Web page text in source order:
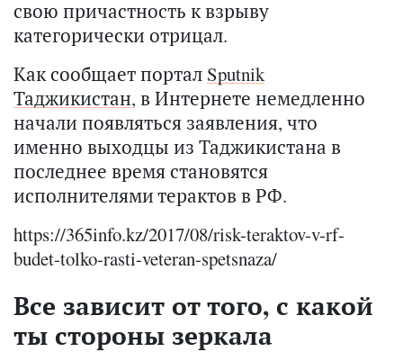
свою причастность к взрыву
категорически отрицал.
Как сообщает портал Sputnik
Таджикистан, в Интернете немедленно
начали появляться заявления, что
именно выходцы из Таджикистана в
последнее время становятся
исполнителями терактов в РФ.
https://365info.kz/2017/08/risk-teraktov-v-rf-
budet-tolko-rasti-veteran-spetsnaza/
Все зависит от того, с какой
ты стороны зеркала